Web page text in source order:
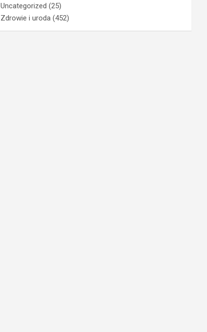
Uncategorized (25)
Zdrowie i uroda (452)